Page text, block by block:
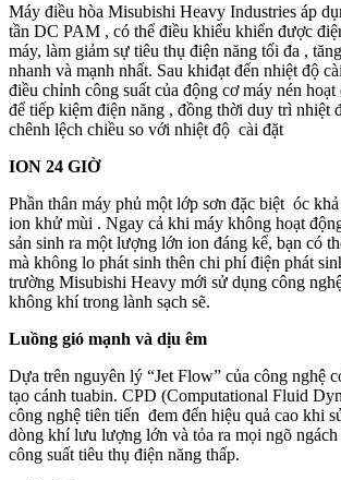
Máy điều hòa Misubishi Heavy Industries áp
tần DC PAM , có thể điều khiểu khiển được
máy, làm giảm sự tiêu thụ điện năng tối đa ,
nhanh và mạnh nhất. Sau khiđạt đến nhiệt độ
điều chỉnh công suất của động cơ máy nén
để tiếp kiệm điện năng , đồng thời duy trì nhiệt
chênh lệch chiều so với nhiệt độ cài đặt
ION 24 GIỜ
Phần thân máy phủ một lớp sơn đặc biệt óc
ion khử mùi . Ngay cả khi máy không hoạt
sản sinh ra một lượng lớn ion đáng kể, bạn có
mà không lo phát sinh thên chi phí điện phát
trường Misubishi Heavy mới sử dụng công
không khí trong lành sạch sẽ.
Luồng gió mạnh và dịu êm
Dựa trên nguyên lý “Jet Flow” của công nghệ
tạo cánh tuabin. CPD (Computational Fluid
công nghệ tiên tiến đem đến hiệu quả cao khi
dòng khí lưu lượng lớn và tỏa ra mọi ngõ
công suất tiêu thụ điện năng thấp.